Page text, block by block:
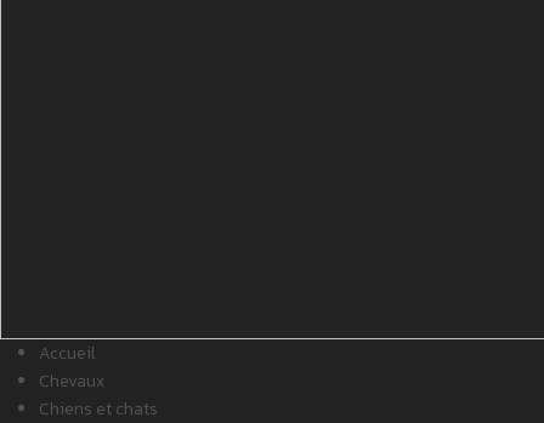
Accueil
Chevaux
Chiens et chats